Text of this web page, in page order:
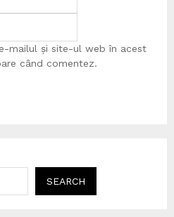
mailul și site-ul web în acest
când comentez.
SEARCH